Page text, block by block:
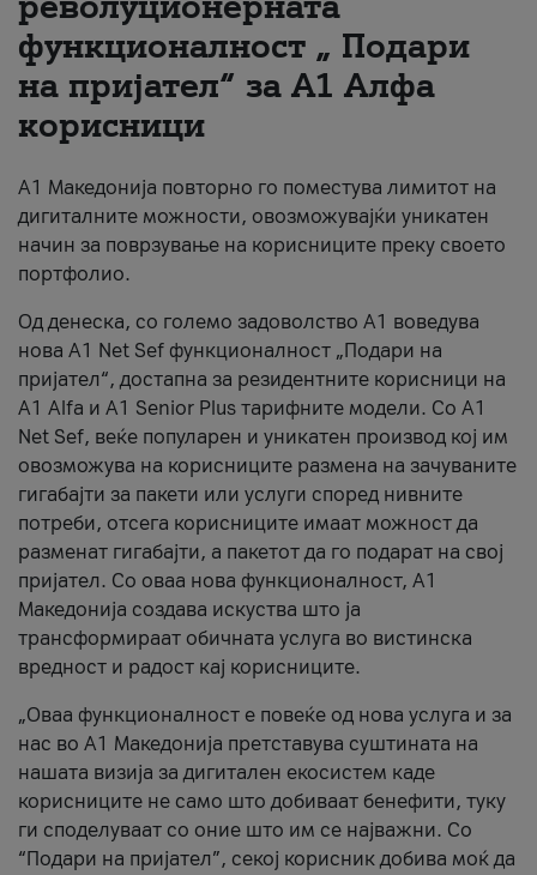
За нас
#ПодобарОнлајн
функционалност „ Подари
на пријател“ за А1 Алфа
корисници
А1 Македонија повторно го поместува лимитот на
дигиталните можности, овозможувајќи уникатен
начин за поврзување на корисниците преку своето
портфолио.
Од денеска, со големо задоволство А1 воведува
нова A1 Net Sef функционалност „Подари на
пријател“, достапна за резидентните корисници на
А1 Alfa и A1 Senior Plus тарифните модели. Со A1
Net Sef, веќе популарен и уникатен производ кој им
овозможува на корисниците размена на зачуваните
гигабајти за пакети или услуги според нивните
потреби, отсега корисниците имаат можност да
разменат гигабајти, а пакетот да го подарат на свој
пријател. Со оваа нова функционалност, А1
Македонија создава искуства што ја
трансформираат обичната услуга во вистинска
вредност и радост кај корисниците.
„Оваа функционалност е повеќе од нова услуга и за
нас во А1 Македонија претставува суштината на
нашата визија за дигитален екосистем каде
корисниците не само што добиваат бенефити, туку
ги споделуваат со оние што им се најважни. Со
“Подари на пријател”, секој корисник добива моќ да